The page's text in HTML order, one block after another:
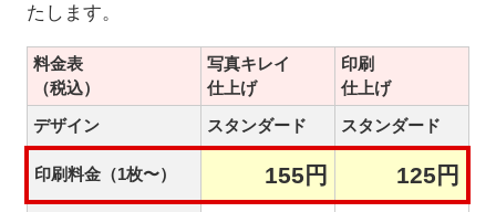
たします。
料金表
（税込）
写真キレイ
仕上げ
印刷
仕上げ
デザイン
スタンダード スタンダード
印刷料金（1枚〜） 155円 125円